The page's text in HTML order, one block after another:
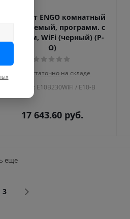
Термостат ENGO комнатный
встраиваемый, программ. с
дисплеем, WiFi (черный) (Р-
О)
Достаточно на складе
Артикул: E10B230WiFi / E10-B
17 643.60руб.
еще
3